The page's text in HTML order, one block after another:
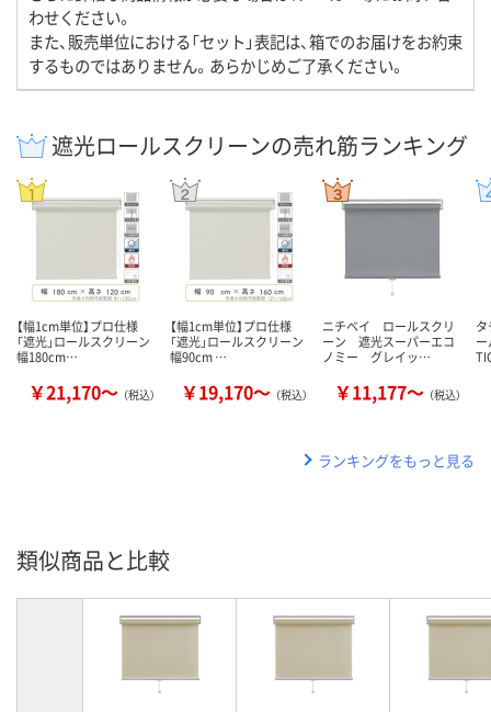
わせください。
また、販売単位における「セット」表記は、箱でのお届けをお約束
するものではありません。あらかじめご了承ください。
遮光ロールスクリーンの売れ筋ランキング
【幅1cm単位】プロ仕様
「遮光」ロールスクリーン
幅180cm…
￥21,170～ （税込）
【幅1cm単位】プロ仕様
「遮光」ロールスクリーン
幅90cm …
￥19,170～ （税込）
ニチベイ ロールスクリ
ーン 遮光スーパーエコ
ノミー グレイッ…
￥11,177～ （税込）
ランキングをもっと見る
類似商品と比較